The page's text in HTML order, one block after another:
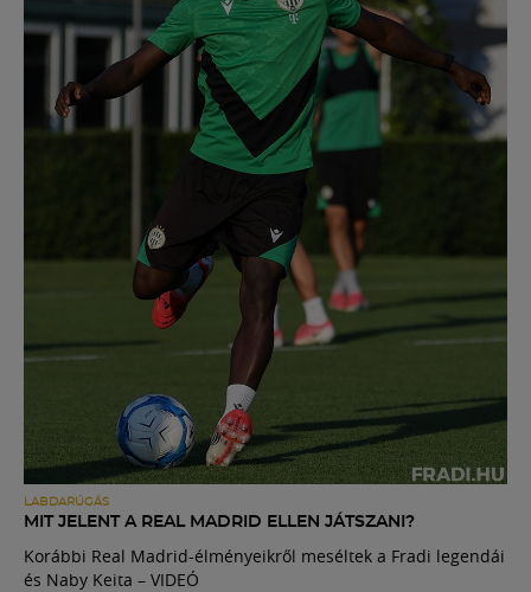
LABDARÚGÁS
MIT JELENT A REAL MADRID ELLEN JÁTSZANI?
Korábbi Real Madrid-élményeikről meséltek a Fradi legendái
és Naby Keita – VIDEÓ